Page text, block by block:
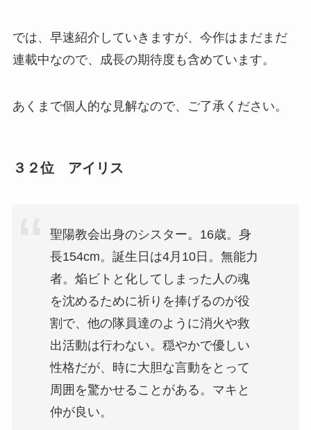
では、早速紹介していきますが、今作はまだまだ
連載中なので、成長の期待度も含めています。
あくまで個人的な見解なので、ご了承ください。
３２位 アイリス
聖陽教会出身のシスター。16歳。身
長154cm。誕生日は4月10日。無能力
者。焔ビトと化してしまった人の魂
を沈めるために祈りを捧げるのが役
割で、他の隊員達のように消火や救
出活動は行わない。穏やかで優しい
性格だが、時に大胆な言動をとって
周囲を驚かせることがある。マキと
仲が良い。